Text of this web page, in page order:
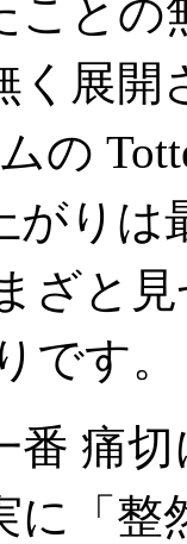
ことの
く展開
の
がりは
ざと
です。
番 痛
に「整